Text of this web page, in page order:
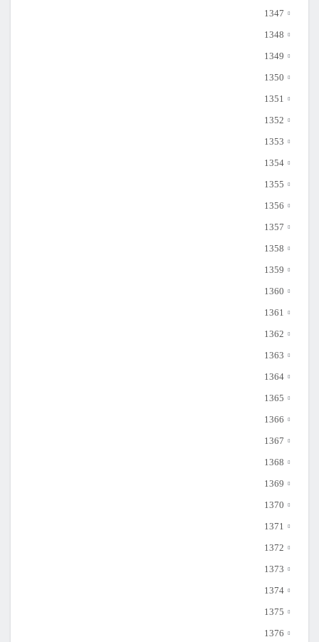
1347
1348
1349
1350
1351
1352
1353
1354
1355
1356
1357
1358
1359
1360
1361
1362
1363
1364
1365
1366
1367
1368
1369
1370
1371
1372
1373
1374
1375
1376